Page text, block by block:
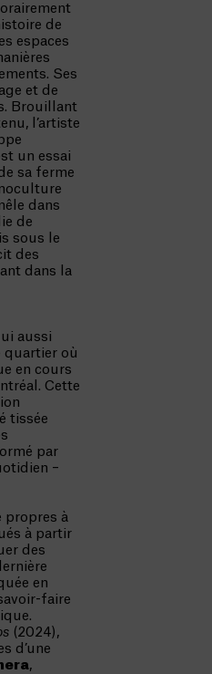
de
espaces
Ses
et de
Brouillant
l’artiste
un essai
sa ferme
dans
de
sous le
des
dans la
aussi
quartier où
en cours
Cette
tissée
par
–
propres à
à partir
des
en
faire
(2024),
d’une
,